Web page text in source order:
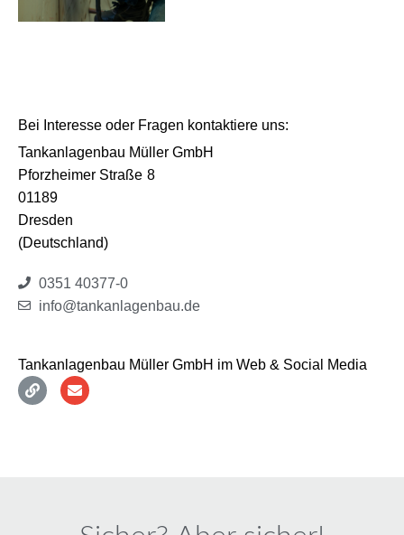
Bei Interesse oder Fragen kontaktiere uns:
Tankanlagenbau Müller GmbH
Pforzheimer Straße 8
01189
Dresden
(Deutschland)
0351 40377-0
info@tankanlagenbau.de
Tankanlagenbau Müller GmbH im Web & Social Media